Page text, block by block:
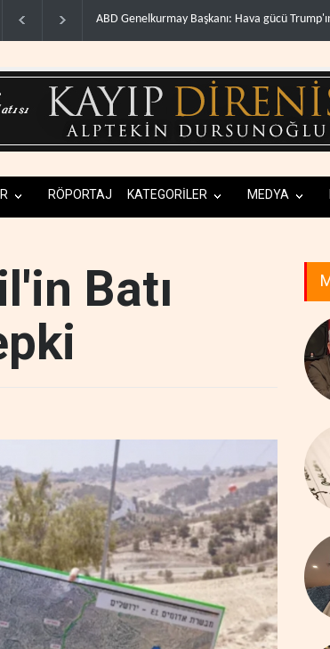
hedeflerine.. WSJ: İran, ABD’nin Körfez’deki hakimiyetini
RÖPORTAJ KATEGORİLER MEDYA
Batı